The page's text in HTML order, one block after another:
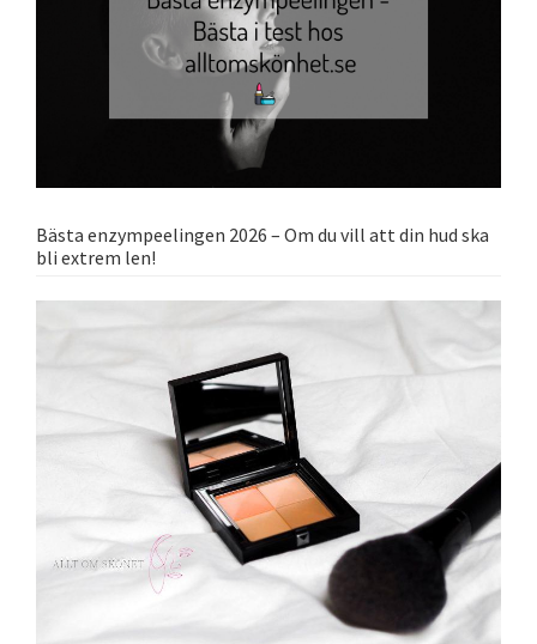
Bästa enzympeelingen 2026 – Om du vill att din hud ska
bli extrem len!